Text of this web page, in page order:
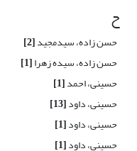
ح
حسن زاده، سیدمجید[2]
حسن زاده، سیده زهرا[1]
حسینی، احمد[1]
حسینی، داود[13]
حسینی، داود[1]
حسینی، داود[1]